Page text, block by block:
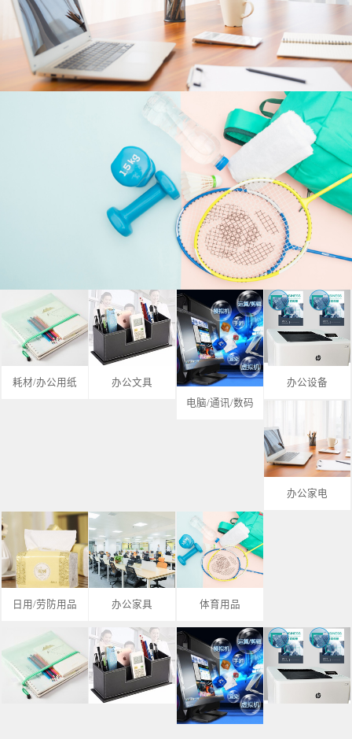
耗材/办公用纸
办公文具
电脑/通讯/数码
办公设备
办公家电
日用/劳防用品 办公家具 体育用品